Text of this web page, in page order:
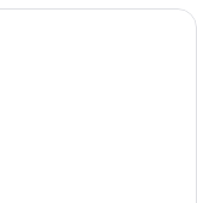
atau Twin Superior |